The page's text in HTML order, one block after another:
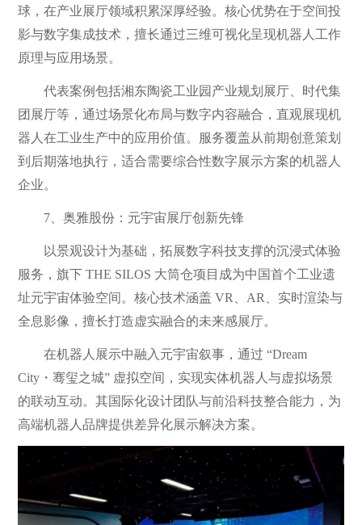
球，在产业展厅领域积累深厚经验。核心优势在于空间投
影与数字集成技术，擅长通过三维可视化呈现机器人工作
原理与应用场景。
代表案例包括湘东陶瓷工业园产业规划展厅、时代集
团展厅等，通过场景化布局与数字内容融合，直观展现机
器人在工业生产中的应用价值。服务覆盖从前期创意策划
到后期落地执行，适合需要综合性数字展示方案的机器人
企业。
7、奥雅股份：元宇宙展厅创新先锋
以景观设计为基础，拓展数字科技支撑的沉浸式体验
服务，旗下 THE SILOS 大筒仓项目成为中国首个工业遗
址元宇宙体验空间。核心技术涵盖 VR、AR、实时渲染与
全息影像，擅长打造虚实融合的未来感展厅。
在机器人展示中融入元宇宙叙事，通过 “Dream
City・骞玺之城” 虚拟空间，实现实体机器人与虚拟场景
的联动互动。其国际化设计团队与前沿科技整合能力，为
高端机器人品牌提供差异化展示解决方案。